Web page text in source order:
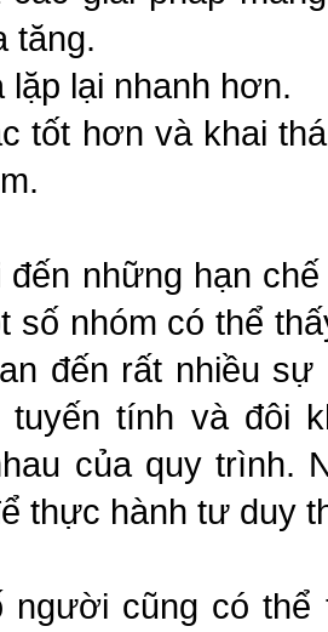
tăng.
lặp lại nhanh hơn.
tốt hơn và khai
đến những hạn
số nhóm có thể
đến rất nhiều
tuyến tính và đôi
của quy trình.
thực hành tư duy
người cũng có